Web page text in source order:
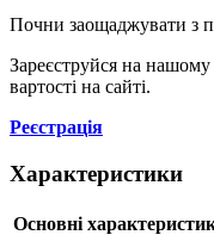
Почни заощаджувати з
Зареєструйся на
вартості на сайті.
Реєстрація
Характеристики
Основні